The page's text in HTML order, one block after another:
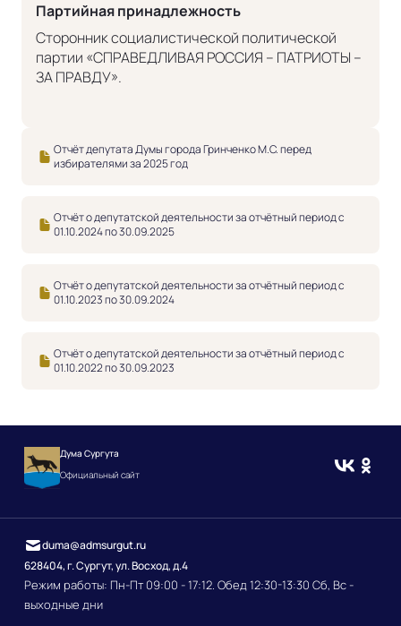
Партийная принадлежность
Сторонник социалистической политической
партии «СПРАВЕДЛИВАЯ РОССИЯ – ПАТРИОТЫ –
ЗА ПРАВДУ».
Отчёт депутата Думы города Гринченко М.С. перед
избирателями за 2025 год
Отчёт о депутатской деятельности за отчётный период с
01.10.2024 по 30.09.2025
Отчёт о депутатской деятельности за отчётный период с
01.10.2023 по 30.09.2024
Отчёт о депутатской деятельности за отчётный период с
01.10.2022 по 30.09.2023
Дума Сургута
Официальный сайт
628404, г. Сургут, ул. Восход, д.4
Режим работы: Пн-Пт 09:00 - 17:12. Обед 12:30-13:30 Сб, Вс -
выходные дни
duma@admsurgut.ru